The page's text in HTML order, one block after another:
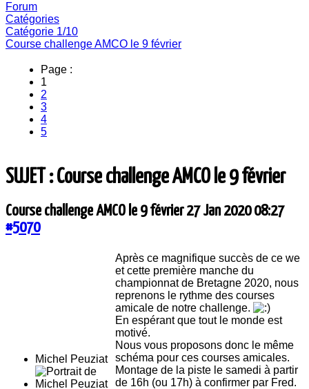
Forum
Catégories
Catégorie 1/10
Course challenge AMCO le 9 février
Page :
1
2
3
4
5
SUJET : Course challenge AMCO le 9 février
Course challenge AMCO le 9 février27 Jan 2020 08:27
#5070
Michel Peuziat
Après ce magnifique succès de ce we
et cette première manche du
championnat de Bretagne 2020, nous
reprenons le rythme des courses
amicale de notre challenge.
En espérant que tout le monde est
motivé.
Nous vous proposons donc le même
schéma pour ces courses amicales.
Montage de la piste le samedi à partir
de 16h (ou 17h) à confirmer par Fred.